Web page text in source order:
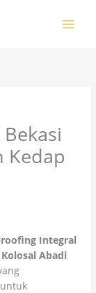
Kedap
Integral
Kolosal Abadi